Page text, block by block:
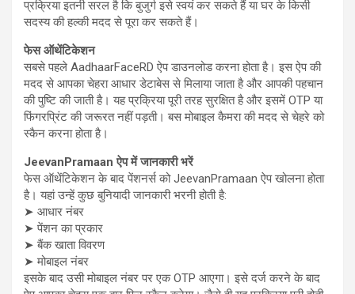
प्रक्रिया इतनी सरल है कि बुजुर्ग इसे स्वयं कर सकते हैं या घर के किसी
सदस्य की हल्की मदद से पूरा कर सकते हैं।
फेस ऑथेंटिकेशन
सबसे पहले AadhaarFaceRD ऐप डाउनलोड करना होता है। इस ऐप की
मदद से आपका चेहरा आधार डेटाबेस से मिलाया जाता है और आपकी पहचान
की पुष्टि की जाती है। यह प्रक्रिया पूरी तरह सुरक्षित है और इसमें OTP या
फिंगरप्रिंट की जरूरत नहीं पड़ती। बस मोबाइल कैमरा की मदद से चेहरे को
स्कैन करना होता है।
JeevanPramaan ऐप में जानकारी भरें
फेस ऑथेंटिकेशन के बाद पेंशनर्स को JeevanPramaan ऐप खोलना होता
है। यहां उन्हें कुछ बुनियादी जानकारी भरनी होती है:
➤ आधार नंबर
➤ पेंशन का प्रकार
➤ बैंक खाता विवरण
➤ मोबाइल नंबर
इसके बाद उसी मोबाइल नंबर पर एक OTP आएगा। इसे दर्ज करने के बाद